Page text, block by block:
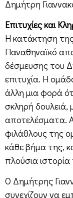
Δημήτρη
Επιτυχίες και
Η κατάκτηση
Παναθηναϊκό
δέσμευσης του
επιτυχία. Η
άλλη μια φορά
σκληρή δουλειά,
αποτελέσματα.
φιλάθλους της
κάθε βήμα της,
πλούσια
Ο Δημήτρης
συνεχίζουν να